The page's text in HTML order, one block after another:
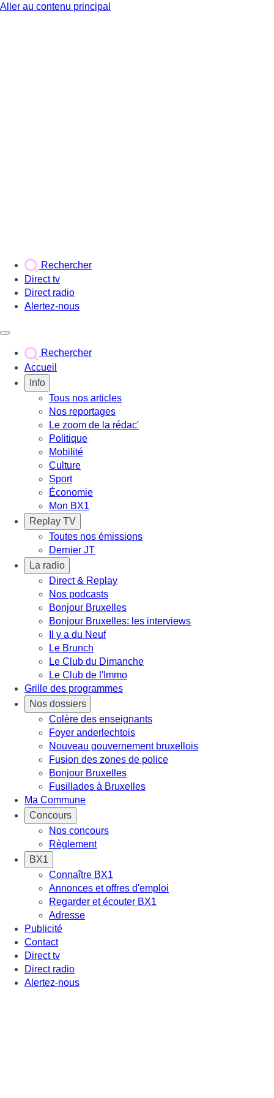
Aller au contenu principal
Rechercher
Direct tv
Direct radio
Alertez-nous
Rechercher
Accueil
Info
Tous nos articles
Nos reportages
Le zoom de la rédac'
Politique
Mobilité
Culture
Sport
Économie
Mon BX1
Replay TV
Toutes nos émissions
Dernier JT
La radio
Direct & Replay
Nos podcasts
Bonjour Bruxelles
Bonjour Bruxelles: les interviews
Il y a du Neuf
Le Brunch
Le Club du Dimanche
Le Club de l'Immo
Grille des programmes
Nos dossiers
Colère des enseignants
Foyer anderlechtois
Nouveau gouvernement bruxellois
Fusion des zones de police
Bonjour Bruxelles
Fusillades à Bruxelles
Ma Commune
Concours
Nos concours
Règlement
BX1
Connaître BX1
Annonces et offres d'emploi
Regarder et écouter BX1
Adresse
Publicité
Contact
Direct tv
Direct radio
Alertez-nous